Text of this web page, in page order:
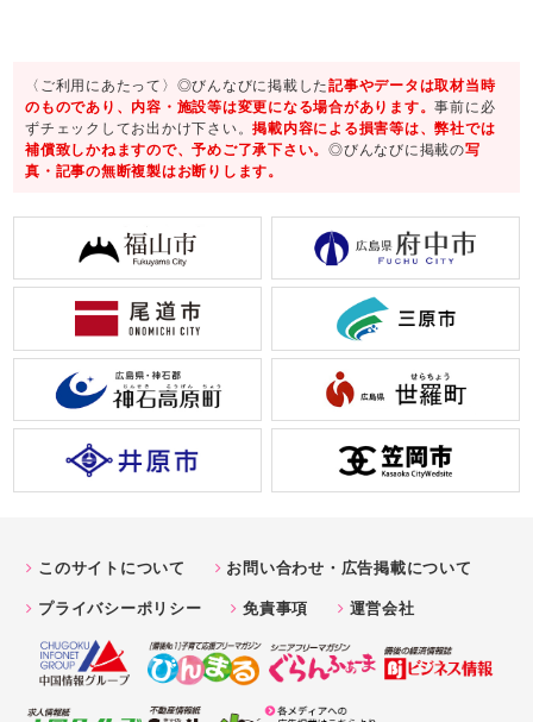
〈ご利用にあたって〉◎びんなびに掲載した記事やデータは取材当時
のものであり、内容・施設等は変更になる場合があります。事前に必
ずチェックしてお出かけ下さい。掲載内容による損害等は、弊社では
補償致しかねますので、予めご了承下さい。◎びんなびに掲載の写
真・記事の無断複製はお断りします。
このサイトについて
お問い合わせ・広告掲載について
プライバシーポリシー
免責事項 運営会社